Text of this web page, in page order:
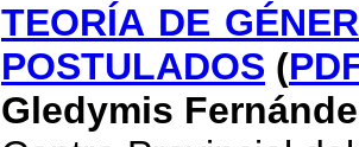
TEORÍA DE
POSTULADOS (
Gledymis